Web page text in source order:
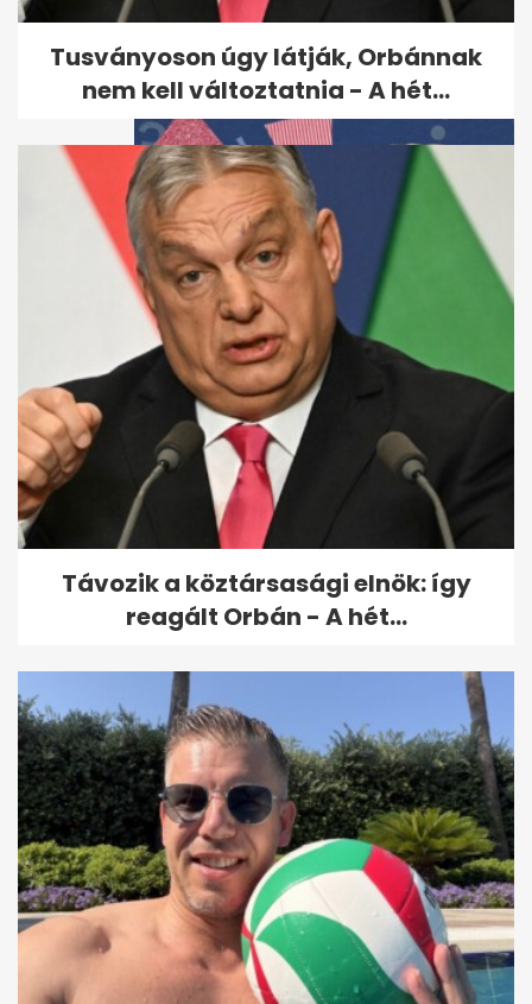
művelt...
Kvíz: igazán művelt vagy, ha
megvan a 8/10
Tusványoson úgy látják, Orbánnak
nem kell változtatnia - A hét...
Távozik a köztársasági elnök: így
reagált Orbán - A hét...